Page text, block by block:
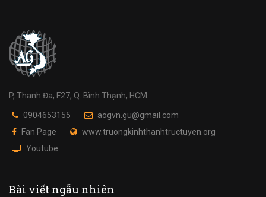
P, Thanh Đa, F27, Q. Bình Thạnh, HCM
0904653155
aogvn.gu@gmail.com
Fan Page
www.truongkinhthanhtructuyen.org
Youtube
Bài viết ngẫu nhiên